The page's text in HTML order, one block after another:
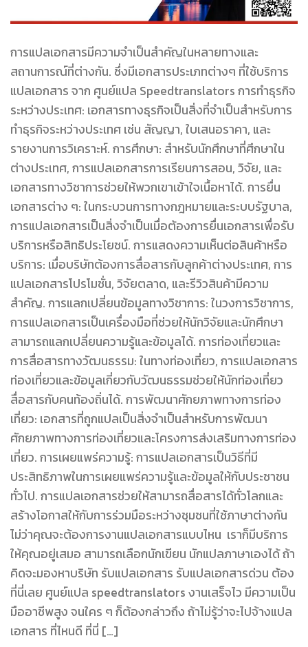
การแปลเอกสารมีความจำเป็นสำคัญในหลายทางและ
สถานการณ์ที่ต่างกัน. ซึ่งมีเอกสารประเภทต่างๆ ที่ใช้บริการ
แปลเอกสาร จาก ศูนย์แปล Speedtranslators การทำธุรกิจ
ระหว่างประเทศ: เอกสารทางธุรกิจเป็นสิ่งที่จำเป็นสำหรับการ
ทำธุรกิจระหว่างประเทศ เช่น สัญญา, ใบเสนอราคา, และ
รายงานการวิเคราะห์. การศึกษา: สำหรับนักศึกษาที่ศึกษาใน
ต่างประเทศ, การแปลเอกสารการเรียนการสอน, วิจัย, และ
เอกสารทางวิชาการช่วยให้พวกเขาเข้าใจเนื้อหาได้. การยื่น
เอกสารต่าง ๆ: ในกระบวนการทางกฎหมายและระบบรัฐบาล,
การแปลเอกสารเป็นสิ่งจำเป็นเมื่อต้องการยื่นเอกสารเพื่อรับ
บริการหรือสิทธิประโยชน์. การแสดงความเห็นต่อสินค้าหรือ
บริการ: เมื่อบริษัทต้องการสื่อสารกับลูกค้าต่างประเทศ, การ
แปลเอกสารโปรโมชั่น, วิจัยตลาด, และรีวิวสินค้ามีความ
สำคัญ. การแลกเปลี่ยนข้อมูลทางวิชาการ: ในวงการวิชาการ,
การแปลเอกสารเป็นเครื่องมือที่ช่วยให้นักวิจัยและนักศึกษา
สามารถแลกเปลี่ยนความรู้และข้อมูลได้. การท่องเที่ยวและ
การสื่อสารทางวัฒนธรรม: ในทางท่องเที่ยว, การแปลเอกสาร
ท่องเที่ยวและข้อมูลเกี่ยวกับวัฒนธรรมช่วยให้นักท่องเที่ยว
สื่อสารกับคนท้องถิ่นได้. การพัฒนาศักยภาพทางการท่อง
เที่ยว: เอกสารที่ถูกแปลเป็นสิ่งจำเป็นสำหรับการพัฒนา
ศักยภาพทางการท่องเที่ยวและโครงการส่งเสริมทางการท่อง
เที่ยว. การเผยแพร่ความรู้: การแปลเอกสารเป็นวิธีที่มี
ประสิทธิภาพในการเผยแพร่ความรู้และข้อมูลให้กับประชาชน
ทั่วไป. การแปลเอกสารช่วยให้สามารถสื่อสารได้ทั่วโลกและ
สร้างโอกาสให้กับการร่วมมือระหว่างชุมชนที่ใช้ภาษาต่างกัน
ไม่ว่าคุณจะต้องการงานแปลเอกสารแบบไหน เราก็มีบริการ
ให้คุณอยู่เสมอ สามารถเลือกนักเขียน นักแปลภาษาเองได้ ถ้า
คิดจะมองหาบริษัท รับแปลเอกสาร รับแปลเอกสารด่วน ต้อง
ที่นี่เลย ศูนย์แปล speedtranslators งานเสร็จไว มีความเป็น
มืออาชีพสูง จนใคร ๆ ก็ต้องกล่าวถึง ถ้าไม่รู้ว่าจะไปจ้างแปล
เอกสาร ที่ไหนดี ที่นี่ […]